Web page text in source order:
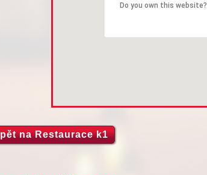
Do you own this website?
na Restaurace k1